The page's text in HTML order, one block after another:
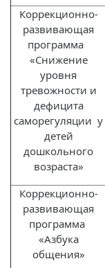
Коррекционно-
развивающая
программа
«Снижение
уровня
тревожности и
дефицита
саморегуляции у
детей
дошкольного
возраста»
Коррекционно-
развивающая
программа
«Азбука
общения»